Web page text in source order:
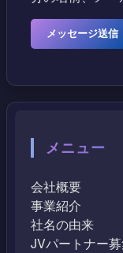
メニュー
会社概要
事業紹介
社名の由来
JVパートナー